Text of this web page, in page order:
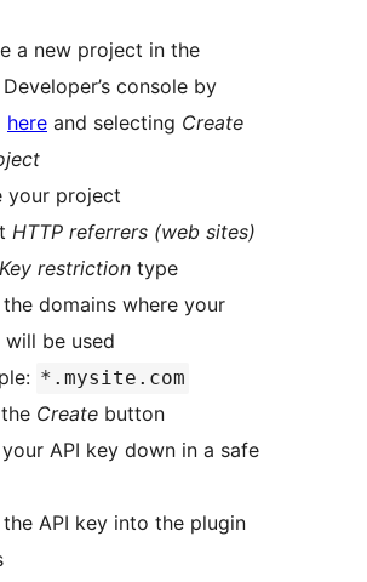
a new project in the
console by
here and selecting Create
your project
HTTP referrers (web sites)
Key restriction type
the domains where your
will be used
*.mysite.com
Create button
your API key down in a safe
the API key into the plugin